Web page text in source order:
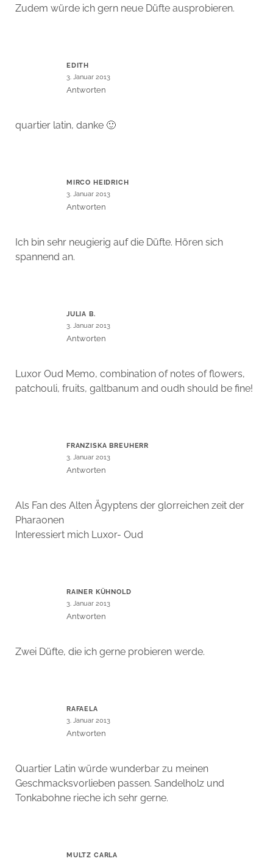
Zudem würde ich gern neue Düfte ausprobieren.
EDITH
3. Januar 2013
Antworten
quartier latin, danke 🙂
MIRCO HEIDRICH
3. Januar 2013
Antworten
Ich bin sehr neugierig auf die Düfte. Hören sich
spannend an.
JULIA B.
3. Januar 2013
Antworten
Luxor Oud Memo, combination of notes of flowers,
patchouli, fruits, galtbanum and oudh should be fine!
FRANZISKA BREUHERR
3. Januar 2013
Antworten
Als Fan des Alten Ägyptens der glorreichen zeit der
Pharaonen
Interessiert mich Luxor- Oud
RAINER KÜHNOLD
3. Januar 2013
Antworten
Zwei Düfte, die ich gerne probieren werde.
RAFAELA
3. Januar 2013
Antworten
Quartier Latin würde wunderbar zu meinen
Geschmacksvorlieben passen. Sandelholz und
Tonkabohne rieche ich sehr gerne.
MULTZ CARLA